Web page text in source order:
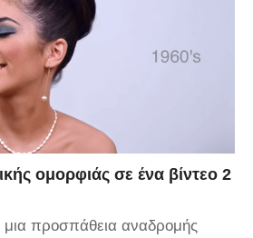
ομορφιάς σε ένα βίντεο 2
μια προσπάθεια αναδρομής